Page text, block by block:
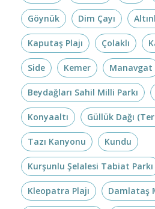
Göynük Dim Çayı
Kaputaş Plajı Çolaklı
Side Kemer Manavgat
Beydağları Sahil Milli Parkı
Konyaaltı Güllük Dağı
Tazı Kanyonu Kundu
Kurşunlu Şelalesi Tabiat Parkı
Kleopatra Plajı Damlataş